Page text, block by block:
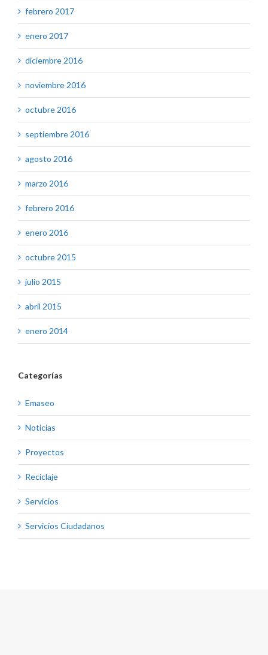
febrero 2017
enero 2017
diciembre 2016
noviembre 2016
octubre 2016
septiembre 2016
agosto 2016
marzo 2016
febrero 2016
enero 2016
octubre 2015
julio 2015
abril 2015
enero 2014
Categorías
Emaseo
Noticias
Proyectos
Reciclaje
Servicios
Servicios Ciudadanos